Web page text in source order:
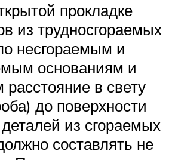
прокладке
из трудносгораемых
несгораемым и
основаниям и
расстояние в свету
до поверхности
из сгораемых
составлять не